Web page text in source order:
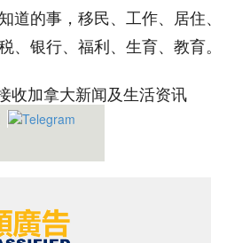
道的事，移民、工作、居住、
、银行、福利、生育、教育。
收加拿大新闻及生活资讯